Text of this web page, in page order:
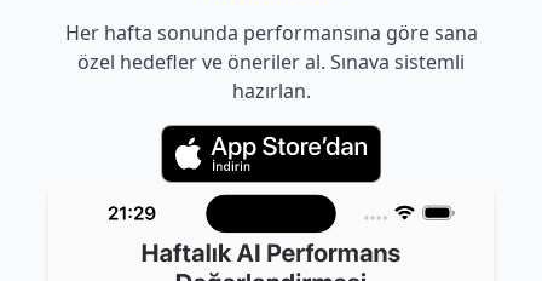
Her hafta sonunda performansına göre sana
özel hedefler ve öneriler al. Sınava sistemli
hazırlan.